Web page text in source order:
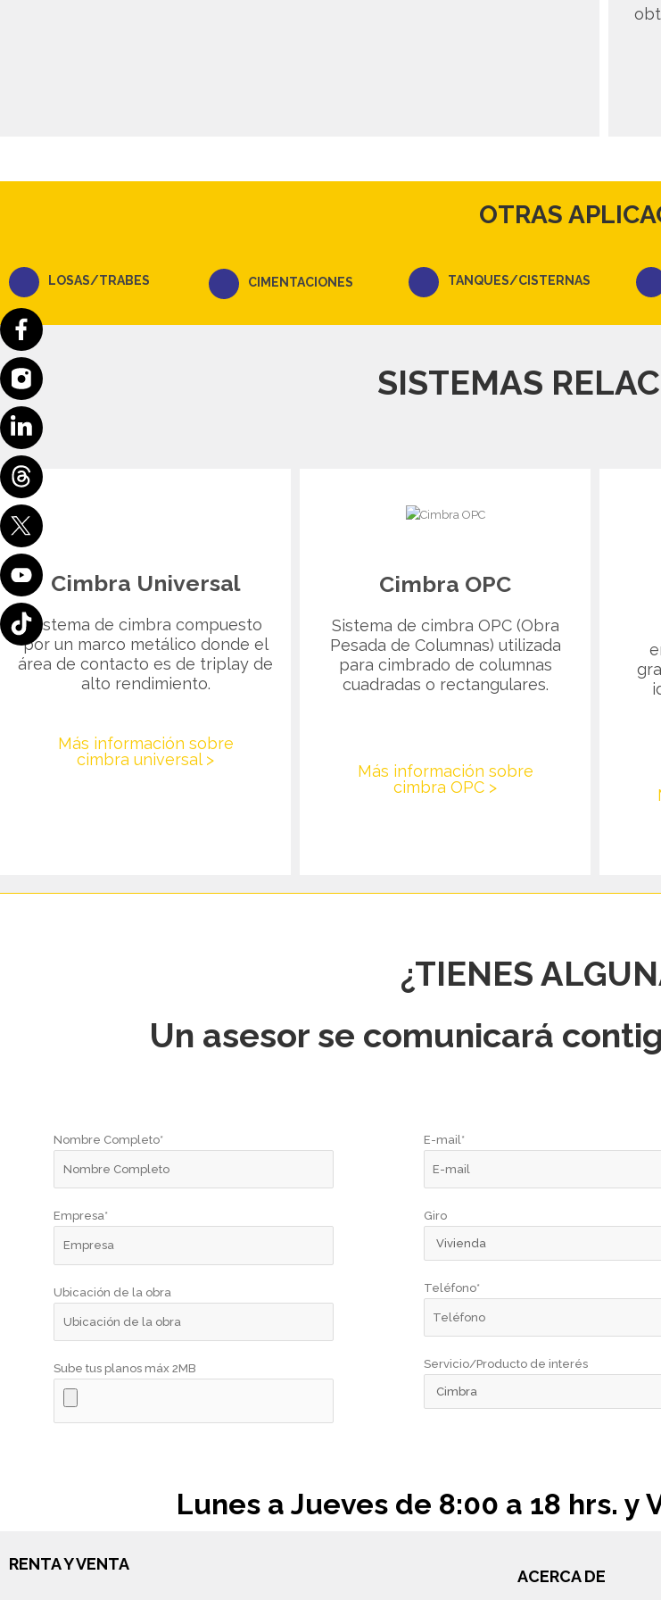
OTRAS
LOSAS/TRABES CIMENTACIONES TANQUES/CISTERNAS
SISTEMAS
Cimbra Universal
Sistema de cimbra compuesto
por un marco metálico donde el
área de contacto es de triplay de
alto rendimiento.
Más información sobre
cimbra universal >
Cimbra OPC
Sistema de cimbra OPC (Obra
Pesada de Columnas) utilizada
para cimbrado de columnas
cuadradas o rectangulares.
Más información sobre
cimbra OPC >
¿TIENES
Un asesor se comunicará
Nombre Completo*
Empresa*
Ubicación de la obra
Sube tus planos máx 2MB
E-mail*
Giro
Teléfono*
Servicio/Producto de interés
Lunes a Jueves de 8:00 a 18 hrs. y
RENTA Y VENTA
ACERCA DE